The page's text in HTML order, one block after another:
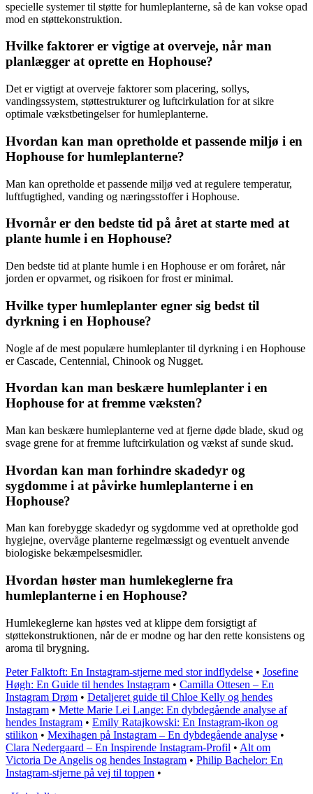
specielle systemer til støtte for humleplanterne, så de kan vokse opad
mod en støttekonstruktion.
Hvilke faktorer er vigtige at overveje, når man
planlægger at oprette en Hophouse?
Det er vigtigt at overveje faktorer som placering, sollys,
vandingssystem, støttestrukturer og luftcirkulation for at sikre
optimale vækstbetingelser for humleplanterne.
Hvordan kan man opretholde et passende miljø i en
Hophouse for humleplanterne?
Man kan opretholde et passende miljø ved at regulere temperatur,
luftfugtighed, vanding og næringsstoffer i Hophouse.
Hvornår er den bedste tid på året at starte med at
plante humle i en Hophouse?
Den bedste tid at plante humle i en Hophouse er om foråret, når
jorden er opvarmet, og risikoen for frost er minimal.
Hvilke typer humleplanter egner sig bedst til
dyrkning i en Hophouse?
Nogle af de mest populære humleplanter til dyrkning i en Hophouse
er Cascade, Centennial, Chinook og Nugget.
Hvordan kan man beskære humleplanter i en
Hophouse for at fremme væksten?
Man kan beskære humleplanterne ved at fjerne døde blade, skud og
svage grene for at fremme luftcirkulation og vækst af sunde skud.
Hvordan kan man forhindre skadedyr og
sygdomme i at påvirke humleplanterne i en
Hophouse?
Man kan forebygge skadedyr og sygdomme ved at opretholde god
hygiejne, overvåge planterne regelmæssigt og eventuelt anvende
biologiske bekæmpelsesmidler.
Hvordan høster man humlekeglerne fra
humleplanterne i en Hophouse?
Humlekeglerne kan høstes ved at klippe dem forsigtigt af
støttekonstruktionen, når de er modne og har den rette konsistens og
aroma til brygning.
Peter Falktoft: En Instagram-stjerne med stor indflydelse • Josefine
Høgh: En Guide til hendes Instagram • Camilla Ottesen – En
Instagram Drøm • Detaljeret guide til Chloe Kelly og hendes
Instagram • Mette Marie Lei Lange: En dybdegående analyse af
hendes Instagram • Emily Ratajkowski: En Instagram-ikon og
stilikon • Mexihagen på Instagram – En dybdegående analyse •
Clara Nedergaard – En Inspirende Instagram-Profil • Alt om
Victoria De Angelis og hendes Instagram • Philip Bachelor: En
Instagram-stjerne på vej til toppen •